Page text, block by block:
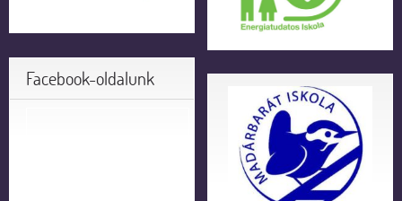
Facebook-oldalunk